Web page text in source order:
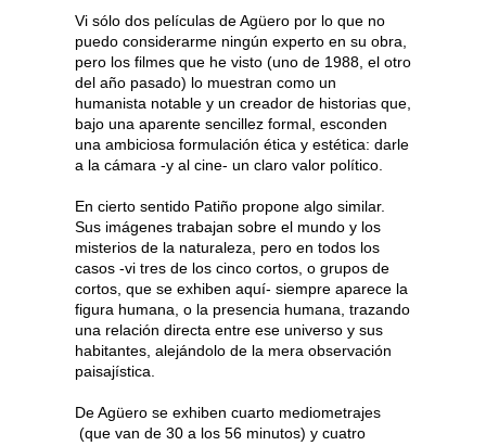
Vi sólo dos películas de Agüero por lo que no
puedo considerarme ningún experto en su obra,
pero los filmes que he visto (uno de 1988, el otro
del año pasado) lo muestran como un
humanista notable y un creador de historias que,
bajo una aparente sencillez formal, esconden
una ambiciosa formulación ética y estética: darle
a la cámara -y al cine- un claro valor político.
En cierto sentido Patiño propone algo similar.
Sus imágenes trabajan sobre el mundo y los
misterios de la naturaleza, pero en todos los
casos -vi tres de los cinco cortos, o grupos de
cortos, que se exhiben aquí- siempre aparece la
figura humana, o la presencia humana, trazando
una relación directa entre ese universo y sus
habitantes, alejándolo de la mera observación
paisajística.
De Agüero se exhiben cuarto mediometrajes
(que van de 30 a los 56 minutos) y cuatro